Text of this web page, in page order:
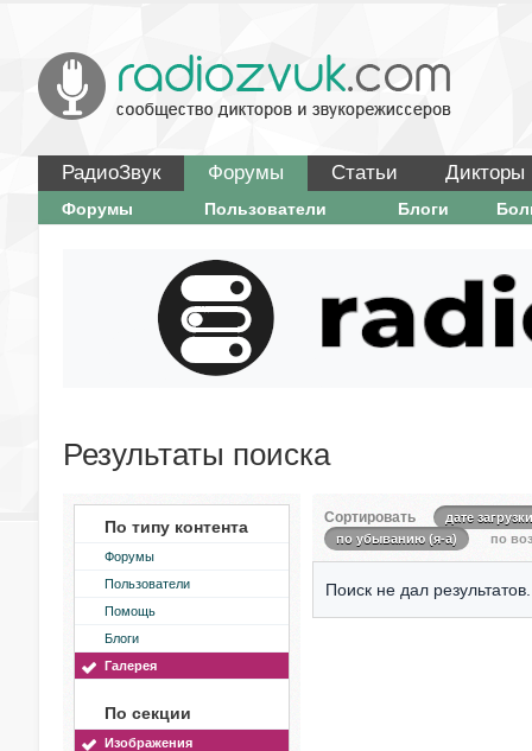
РадиоЗвук Форумы Статьи Дикторы
Форумы Пользователи Блоги
Результаты поиска
По типу контента
Форумы
Пользователи
Помощь
Блоги
Галерея
По секции
Изображения
Сортировать
дате загрузки
по убыванию (я-а)
по
Поиск не дал результатов.